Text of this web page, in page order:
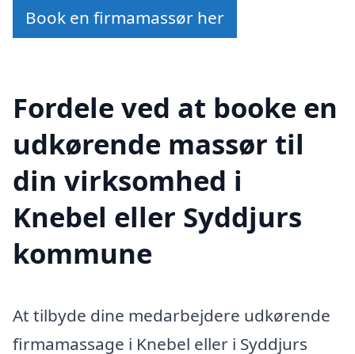
Book en firmamassør her
Fordele ved at booke en
udkørende massør til
din virksomhed i
Knebel eller Syddjurs
kommune
At tilbyde dine medarbejdere udkørende
firmamassage i Knebel eller i Syddjurs